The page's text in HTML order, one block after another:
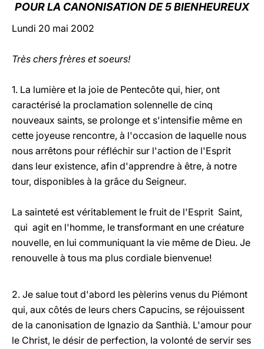
LATINE
POUR LA CANONISATION DE 5 BIENHEUREUX
Lundi 20 mai 2002
Très chers frères et soeurs!
1. La lumière et la joie de Pentecôte qui, hier, ont
caractérisé la proclamation solennelle de cinq
nouveaux saints, se prolonge et s'intensifie même en
cette joyeuse rencontre, à l'occasion de laquelle nous
nous arrêtons pour réfléchir sur l'action de l'Esprit
dans leur existence, afin d'apprendre à être, à notre
tour, disponibles à la grâce du Seigneur.
La sainteté est véritablement le fruit de l'Esprit Saint,
qui agit en l'homme, le transformant en une créature
nouvelle, en lui communiquant la vie même de Dieu. Je
renouvelle à tous ma plus cordiale bienvenue!
2. Je salue tout d'abord les pèlerins venus du Piémont
qui, aux côtés de leurs chers Capucins, se réjouissent
de la canonisation de Ignazio da Santhià. L'amour pour
le Christ, le désir de perfection, la volonté de servir ses